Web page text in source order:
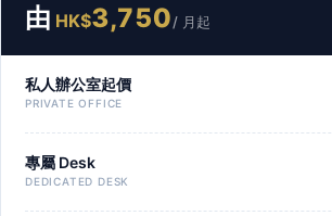
由 HK$3,750/ 月起
私人辦公室起價
PRIVATE OFFICE
專屬 Desk
DEDICATED DESK